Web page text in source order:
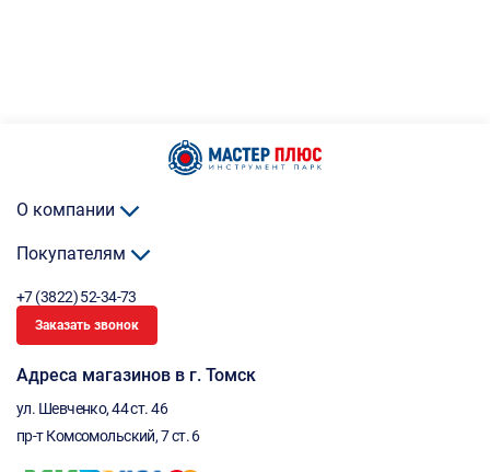
О компании
Покупателям
+7 (3822) 52-34-73
Заказать звонок
Адреса магазинов в г. Томск
ул. Шевченко, 44 ст. 46
пр-т Комсомольский, 7 ст. 6